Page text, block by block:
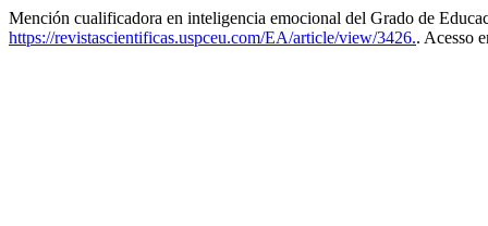
Mención cualificadora en inteligencia emocional del Grado de
https://revistascientificas.uspceu.com/EA/article/view/3426.. Acesso